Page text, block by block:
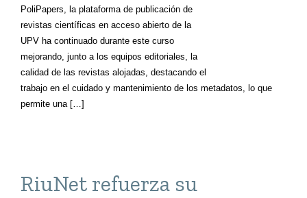
PoliPapers, la plataforma de publicación de
revistas científicas en acceso abierto de la
UPV ha continuado durante este curso
mejorando, junto a los equipos editoriales, la
calidad de las revistas alojadas, destacando el
trabajo en el cuidado y mantenimiento de los
metadatos, lo que permite una […]
RiuNet refuerza su